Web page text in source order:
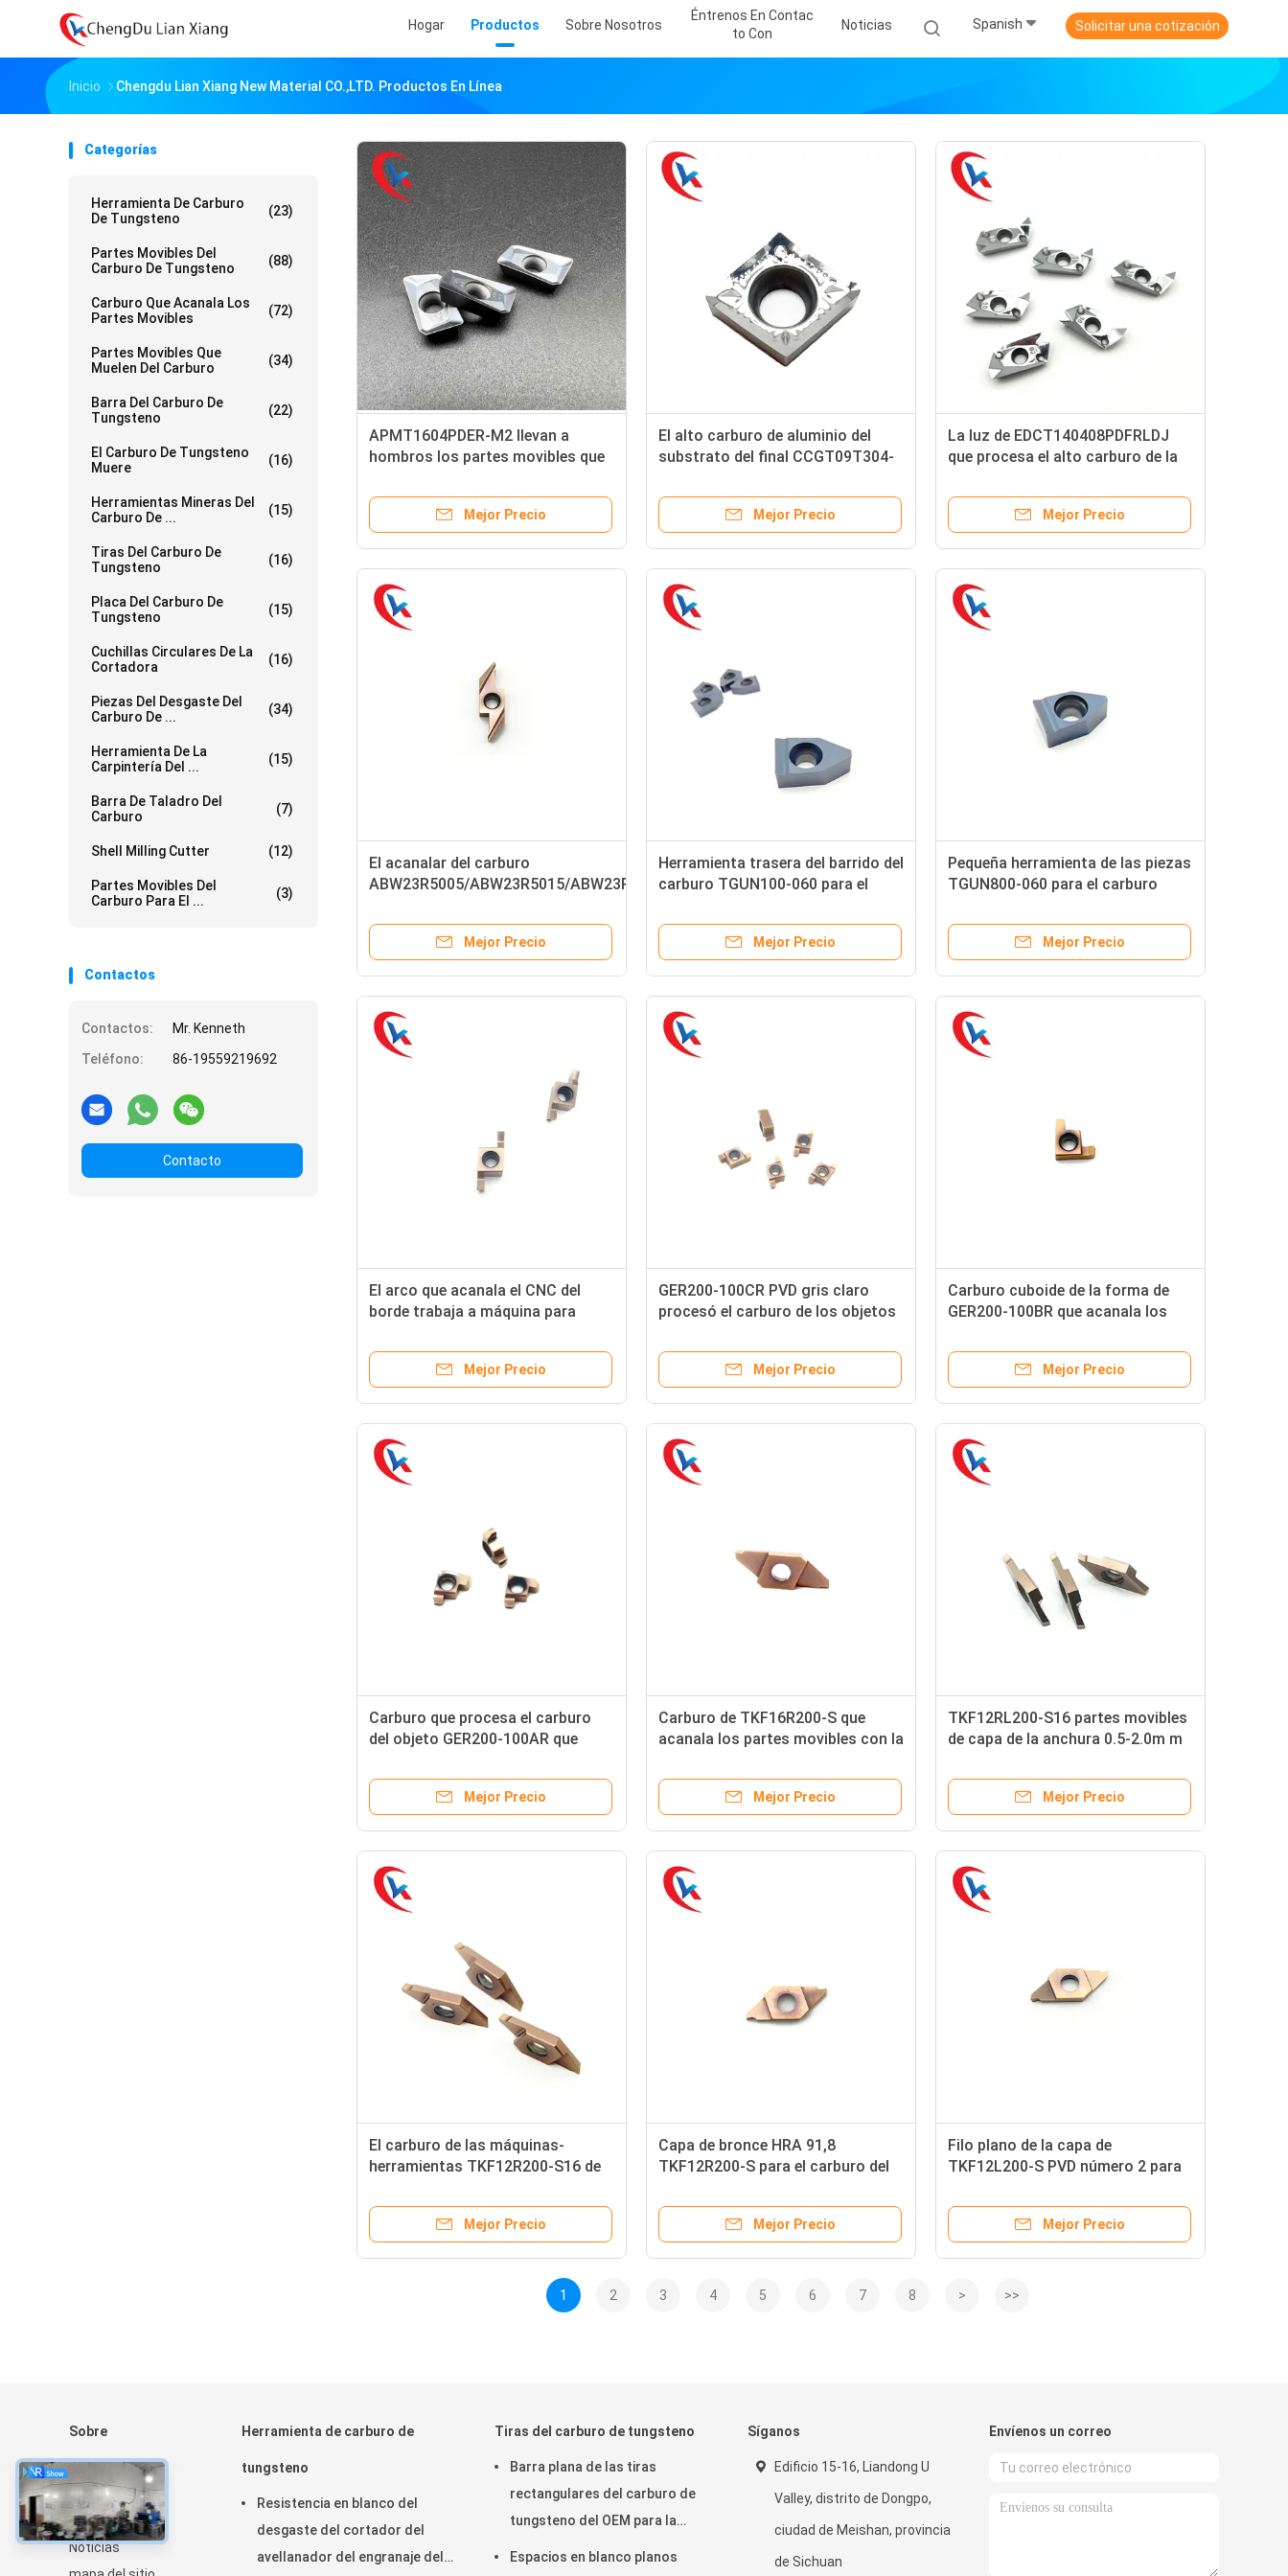
Hogar Productos Sobre Nosotros
Éntrenos En Contac
To Con
Noticias Spanish Solicitar una cotización
Inicio Chengdu Lian Xiang New Material CO.,LTD. Productos En Línea
Categorías
Herramienta De Carburo
De Tungsteno
(23)
Partes Movibles Del
Carburo De Tungsteno
(88)
Carburo Que Acanala Los
Partes Movibles
(72)
Partes Movibles Que
Muelen Del Carburo
(34)
Barra Del Carburo De
Tungsteno
(22)
El Carburo De Tungsteno
Muere
(16)
Herramientas Mineras Del
Carburo De ...
(15)
Tiras Del Carburo De
Tungsteno
(16)
Placa Del Carburo De
Tungsteno
(15)
Cuchillas Circulares De La
Cortadora
(16)
Piezas Del Desgaste Del
Carburo De ...
(34)
Herramienta De La
Carpintería Del ...
(15)
Barra De Taladro Del
Carburo
(7)
Shell Milling Cutter (12)
Partes Movibles Del
Carburo Para El ...
(3)
Contactos
Contactos:
Mr. Kenneth
Teléfono:
86-19559219692
Contacto
APMT1604PDER-M2 llevan a
hombros los partes movibles que
acero, partes movibles que muelen
de acero inoxidables del carburo
Mejor Precio
El alto carburo de aluminio del
substrato del final CCGT09T304-
Mejor Precio
La luz de EDCT140408PDFRLDJ
que procesa el alto carburo de la
aluminio
Mejor Precio
El acanalar del carburo
ABW23R5005/ABW23R5015/ABW23R5020
0.2 milímetros
Mejor Precio
Herramienta trasera del barrido del
carburo TGUN100-060 para el
funcionamiento que acanala los
partes moviblesMejor Precio
Pequeña herramienta de las piezas
TGUN800-060 para el carburo
movibles
Mejor Precio
El arco que acanala el CNC del
borde trabaja a máquina para
Inserts
Mejor Precio
GER200-100CR PVD gris claro
procesó el carburo de los objetos
Mejor Precio
Carburo cuboide de la forma de
GER200-100BR que acanala los
máquinas del CNC
Mejor Precio
Carburo que procesa el carburo
del objeto GER200-100AR que
Mejor Precio
Carburo de TKF16R200-S que
acanala los partes movibles con la
91,8
Mejor Precio
TKF12RL200-S16 partes movibles
de capa de la anchura 0.5-2.0m m
tornos
Mejor Precio
El carburo de las máquinas-
herramientas TKF12R200-S16 de
movibles se inclinó filo
Mejor Precio
Capa de bronce HRA 91,8
TKF12R200-S para el carburo del
acanala los partes movibles
Mejor Precio
Filo plano de la capa de
TKF12L200-S PVD número 2 para
movibles
Mejor Precio
1 2 3 4 5 6 7 8 > >>
Sobre
Hogar
Productos
Sobre nosotros
Noticias
Herramienta de carburo de
tungsteno
Resistencia en blanco del
desgaste del cortador del
avellanador del engranaje del
Tiras del carburo de tungsteno
Barra plana de las tiras
rectangulares del carburo de
tungsteno del OEM para la
Espacios en blanco planos
Síganos
Edificio 15-16, Liandong U
Valley, distrito de Dongpo,
ciudad de Meishan, provincia
de Sichuan
Envíenos un correo